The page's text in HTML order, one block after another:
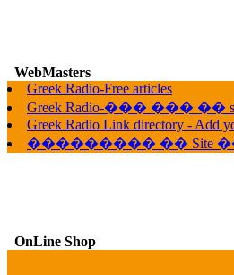
WebMasters
Greek Radio-Free articles
Greek Radio-��� ��� ��
Greek Radio Link directory - Add
��������� �� Site
OnLine Shop